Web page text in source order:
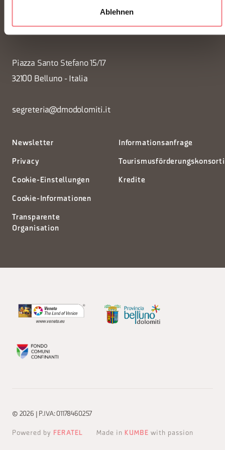
Ablehnen
FONDAZIONE DMO DOLOMITI BELLUNESI
Piazza Santo Stefano 15/17
32100 Belluno - Italia
segreteria@dmodolomiti.it
Newsletter
Privacy
Cookie-Einstellungen
Cookie-Informationen
Transparente
Organisation
Informationsanfrage
Kredite
© 2026 | P.IVA: 01178460257
Powered by FERATEL Made in KUMBE with passion